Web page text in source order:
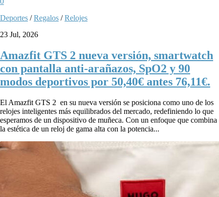
Deportes /Regalos /Relojes
23 Jul, 2026
Amazfit GTS 2 nueva versión, smartwatch
con pantalla anti-arañazos, SpO2 y 90
modos deportivos por 50,40€ antes 76,11€.
El Amazfit GTS 2 en su nueva versión se posiciona como uno de los
relojes inteligentes más equilibrados del mercado, redefiniendo lo que
esperamos de un dispositivo de muñeca. Con un enfoque que combina
la estética de un reloj de gama alta con la potencia...